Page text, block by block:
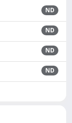
ND
ND
ND
ND